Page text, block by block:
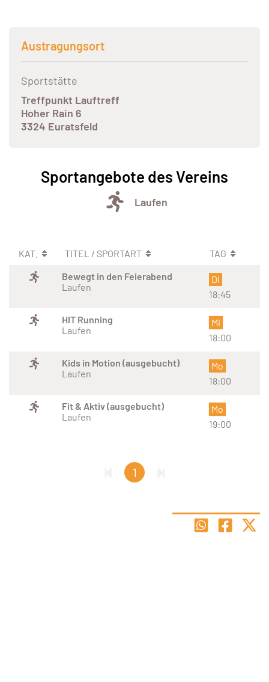
Austragungsort
Sportstätte
Treffpunkt Lauftreff
Hoher Rain 6
3324 Euratsfeld
Sportangebote des Vereins
Laufen
KAT. TITEL / SPORTART
TAG
Bewegt in den Feierabend
Laufen
Di
18:45
HIT Running
Laufen
Mi
18:00
Kids in Motion (ausgebucht)
Laufen
Mo
18:00
Fit & Aktiv (ausgebucht)
Laufen
Mo
19:00
1